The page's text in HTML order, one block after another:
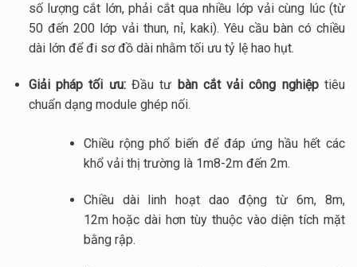
số lượng cắt lớn, phải cắt qua nhiều lớp vải cùng lúc (từ
50 đến 200 lớp vải thun, nỉ, kaki). Yêu cầu bàn có chiều
dài lớn để đi sơ đồ dài nhằm tối ưu tỷ lệ hao hụt.
Giải pháp tối ưu:Đầu tư bàn cắt vải công nghiệptiêu
chuẩn dạng module ghép nối.
Chiều rộng phổ biến để đáp ứng hầu hết các
khổ vải thị trường là 1m8-2mđến 2m.
Chiều dài linh hoạt dao động từ6m, 8m,
12mhoặc dài hơn tùy thuộc vào diện tích mặt
bằng rập.